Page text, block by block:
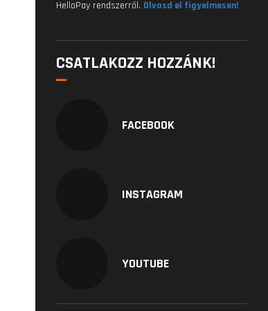
HelloPay rendszerről. Olvasd el figyelmesen!
CSATLAKOZZ HOZZÁNK!
FACEBOOK
INSTAGRAM
YOUTUBE